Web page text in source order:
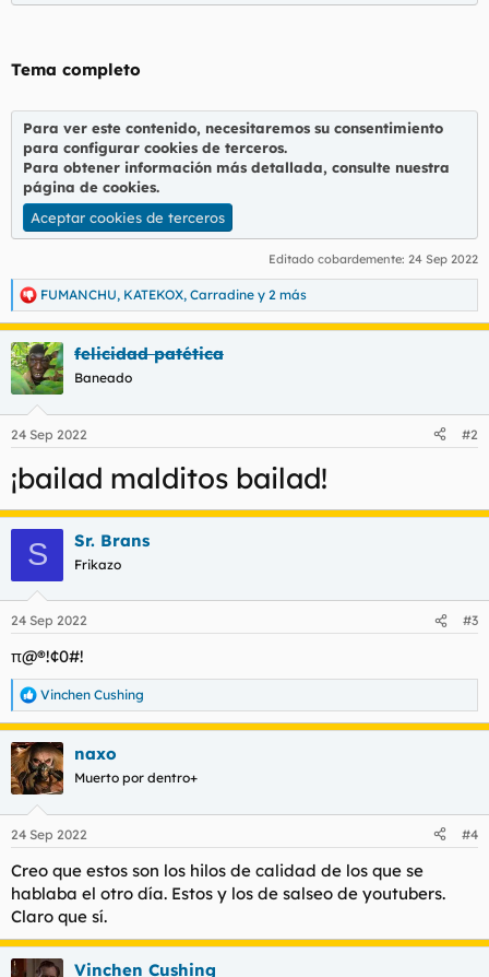
Tema completo
Para ver este contenido, necesitaremos su consentimiento
para configurar cookies de terceros.
Para obtener información más detallada, consulte nuestra
página de cookies.
Aceptar cookies de terceros
Editado cobardemente: 24 Sep 2022
R
e
a
c
c
i
e
FUMANCHU, KATEKOX, Carradine y 2 más
felicidad patética
Baneado
24 Sep 2022 #2
¡bailad malditos bailad!
S Sr. Brans
Frikazo
24 Sep 2022 #3
π@®!¢0#!
R
e
a
c
c
i
e
:
Vinchen Cushing
naxo
Muerto por dentro+
24 Sep 2022 #4
Creo que estos son los hilos de calidad de los que se
hablaba el otro día. Estos y los de salseo de youtubers.
Claro que sí.
Vinchen Cushing